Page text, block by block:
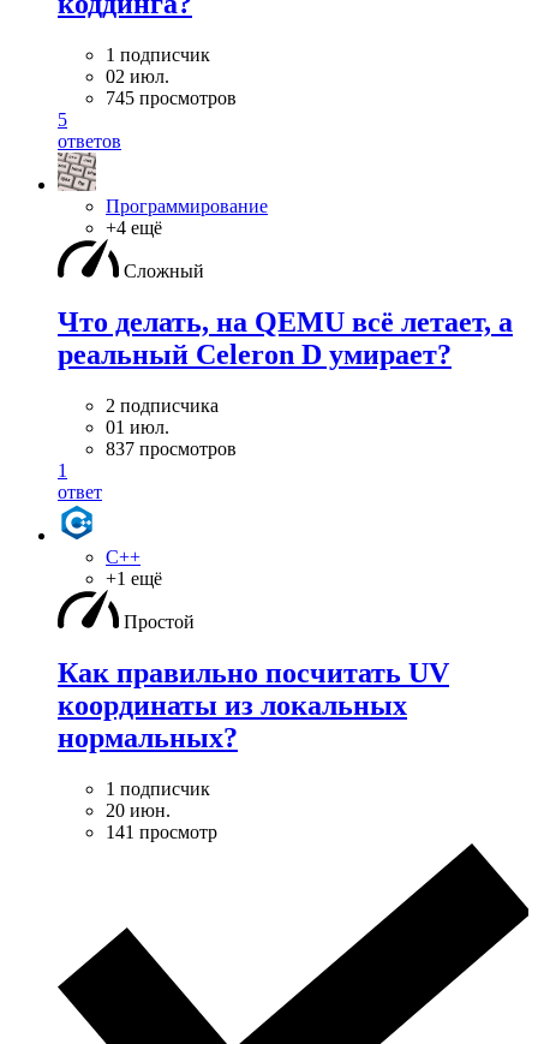
1 подписчик
02 июл.
745 просмотров
5
ответов
Программирование
+4 ещё
Сложный
Что делать, на QEMU всё летает, а
реальный Celeron D умирает?
2 подписчика
01 июл.
837 просмотров
1
ответ
C++
+1 ещё
Простой
Как правильно посчитать UV
координаты из локальных
нормальных?
1 подписчик
20 июн.
141 просмотр